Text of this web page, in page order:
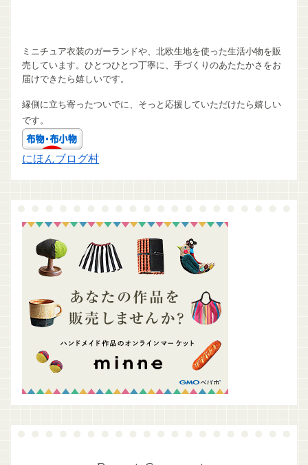
ミニチュア衣装のガーランドや、北欧生地を使った生活小物を販
売しています。ひとつひとつ丁寧に、手づくりのあたたかさをお
届けできたら嬉しいです。
縁側に立ち寄ったついでに、そっと応援していただけたら嬉しい
です。
にほんブログ村